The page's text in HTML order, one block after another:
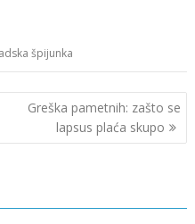
špijunka
Greška pametnih: zašto se
lapsus plaća skupo